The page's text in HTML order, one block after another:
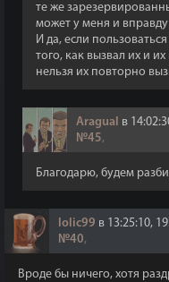
те же
может у меня и
И да, если
того, как вызвал их и
нельзя их повторно
Aragual в
№45,
Благодарю, будем
lolic99 в 13:25:10,
№40,
Вроде бы ничего, хотя